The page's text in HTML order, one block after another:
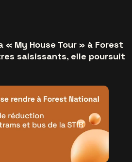
« My House Tour » à Forest
saisissants, elle poursuit